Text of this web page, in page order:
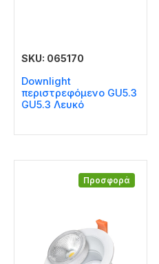
SKU: 065170
Downlight
περιστρεφόμενο GU5.3
GU5.3 Λευκό
Προσφορά